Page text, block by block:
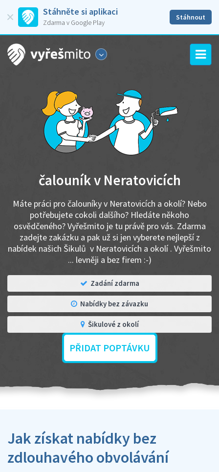
Stáhněte si aplikaci
Zdarma v Google Play
Stáhnout
čalouník v Neratovicích
Máte práci pro čalouníky v Neratovicích a okolí? Nebo
potřebujete cokoli dalšího? Hledáte někoho
osvědčeného? Vyřešmito je tu právě pro vás. Zdarma
zadejte zakázku a pak už si jen vyberete nejlepší z
nabídek našich Šikulů v Neratovicích a okolí . Vyřešmito
... levněji a bez firem :-)
Zadání zdarma
Nabídky bez závazku
Šikulové z okolí
PŘIDAT POPTÁVKU
Jak získat nabídky bez
zdlouhavého obvolávání